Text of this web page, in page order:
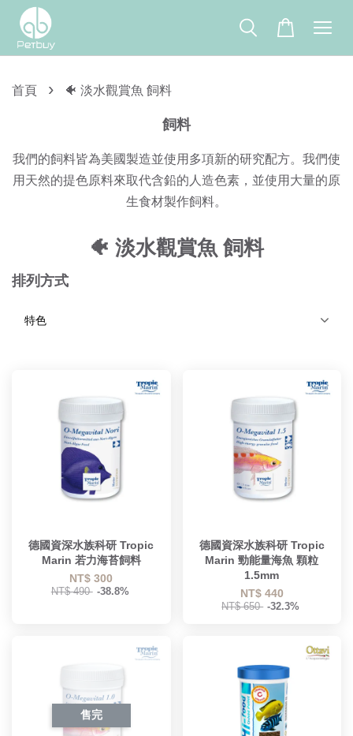
首頁 › 🐠 淡水觀賞魚 飼料
飼料
我們的飼料皆為美國製造並使用多項新的研究配方。我們使
用天然的提色原料來取代含鉛的人造色素，並使用大量的原
生食材製作飼料。
🐠 淡水觀賞魚 飼料
排列方式
德國資深水族科研 Tropic
Marin 若力海苔飼料
NT$ 300
NT$ 490 -38.8%
德國資深水族科研 Tropic
Marin 勁能量海魚 顆粒
1.5mm
NT$ 440
NT$ 650 -32.3%
售完